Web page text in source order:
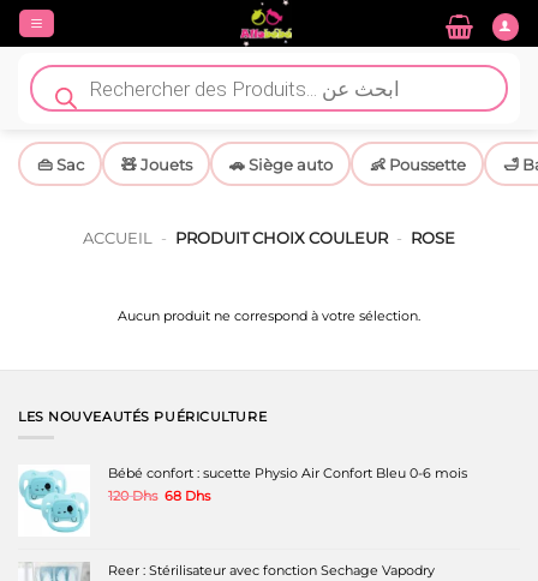
Passer
contenu
Recherche
de
produits
👜 Sac 🧸 Jouets 🚗 Siège auto 👶 Poussette 🛁
ACCUEIL - PRODUIT CHOIX COULEUR - ROSE
Aucun produit ne correspond à votre sélection.
LES NOUVEAUTÉS PUÉRICULTURE
Bébé confort : sucette Physio Air Confort Bleu 0-6 mois
120Dhs Le
120 Dhs.
68 DhsLe
Reer : Stérilisateur avec fonction Sechage Vapodry